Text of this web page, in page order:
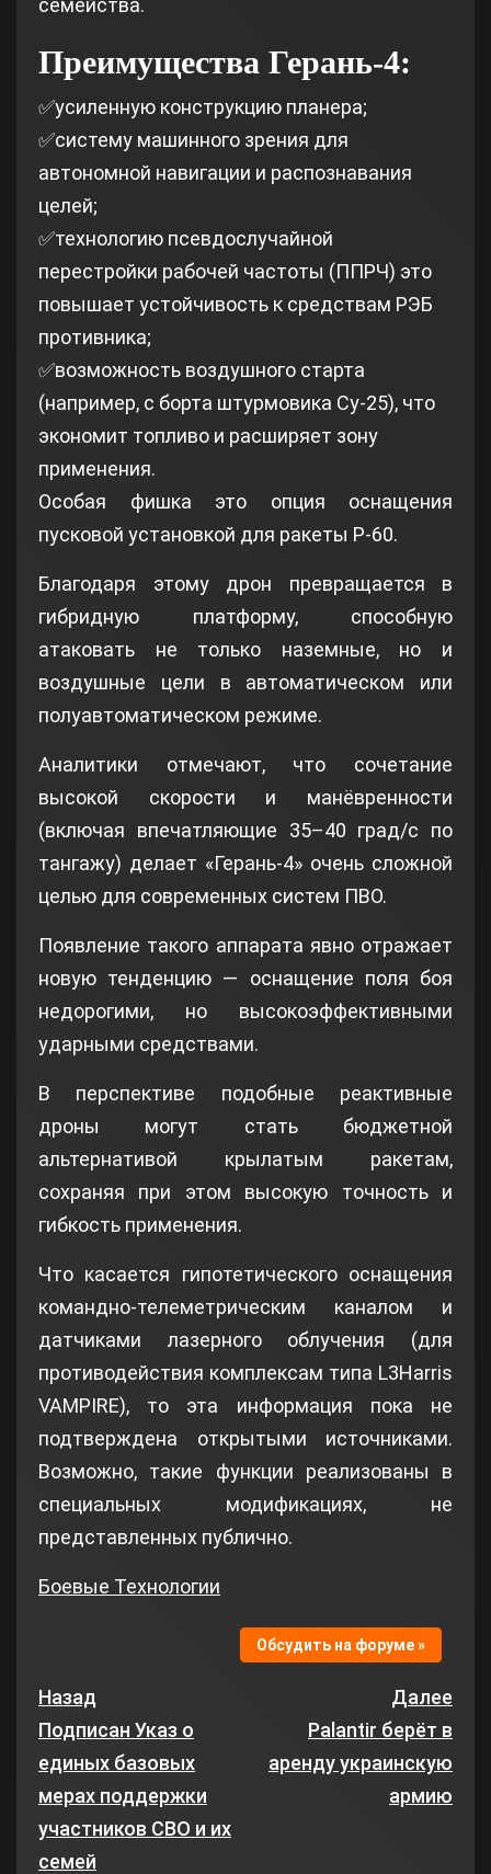
Преимущества Герань-4:
✅усиленную конструкцию планера;
✅систему машинного зрения для
автономной навигации и распознавания
целей;
✅технологию псевдослучайной
перестройки рабочей частоты (ППРЧ) это
повышает устойчивость к средствам РЭБ
противника;
✅возможность воздушного старта
(например, с борта штурмовика Су‑25), что
экономит топливо и расширяет зону
применения.
Особая фишка это опция оснащения
пусковой установкой для ракеты Р‑60.
Благодаря этому дрон превращается в
гибридную платформу, способную
атаковать не только наземные, но и
воздушные цели в автоматическом или
полуавтоматическом режиме.
Аналитики отмечают, что сочетание
высокой скорости и манёвренности
(включая впечатляющие 35–40 град/с по
тангажу) делает «Герань‑4» очень сложной
целью для современных систем ПВО.
Появление такого аппарата явно отражает
новую тенденцию — оснащение поля боя
недорогими, но высокоэффективными
ударными средствами.
В перспективе подобные реактивные
дроны могут стать бюджетной
альтернативой крылатым ракетам,
сохраняя при этом высокую точность и
гибкость применения.
Что касается гипотетического оснащения
командно‑телеметрическим каналом и
датчиками лазерного облучения (для
противодействия комплексам типа L3Harris
VAMPIRE), то эта информация пока не
подтверждена открытыми источниками.
Возможно, такие функции реализованы в
специальных модификациях, не
представленных публично.
Боевые Технологии
Обсудить на форуме »
Назад
Подписан Указ о
единых базовых
мерах поддержки
участников СВО и их
семей
Далее
Palantir берёт в
аренду украинскую
армию